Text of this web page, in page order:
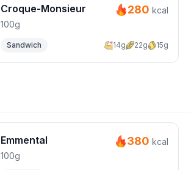
Croque-Monsieur
100g
280kcal
Sandwich 14g 22g 15g
Emmental
100g
380kcal